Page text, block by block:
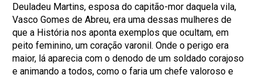
Deuladeu Martins, esposa do capitão-mor daquela vila,
Vasco Gomes de Abreu, era uma dessas mulheres de
que a História nos aponta exemplos que ocultam, em
peito feminino, um coração varonil. Onde o perigo era
maior, lá aparecia com o denodo de um soldado corajoso
e animando a todos, como o faria um chefe valoroso e